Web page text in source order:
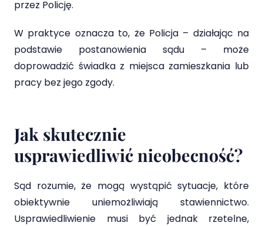
przez Policję.
W praktyce oznacza to, że Policja – działając na
podstawie postanowienia sądu – może
doprowadzić świadka z miejsca zamieszkania lub
pracy bez jego zgody.
Jak skutecznie
usprawiedliwić nieobecność?
Sąd rozumie, że mogą wystąpić sytuacje, które
obiektywnie uniemożliwiają stawiennictwo.
Usprawiedliwienie musi być jednak rzetelne,